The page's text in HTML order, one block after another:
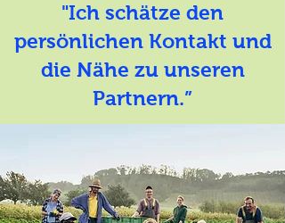
"Ich schätze den
persönlichen Kontakt und
die Nähe zu unseren
Partnern.”